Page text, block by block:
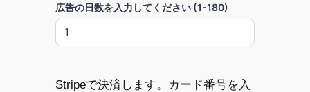
広告の日数を入力してください (1-180)
Stripeで決済します。カード番号を入